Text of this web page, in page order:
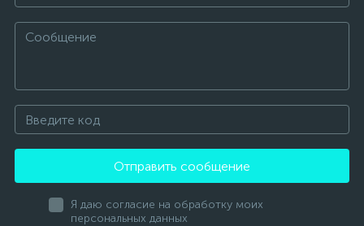
Отправить сообщение
Я даю согласие на обработку моих
персональных данных